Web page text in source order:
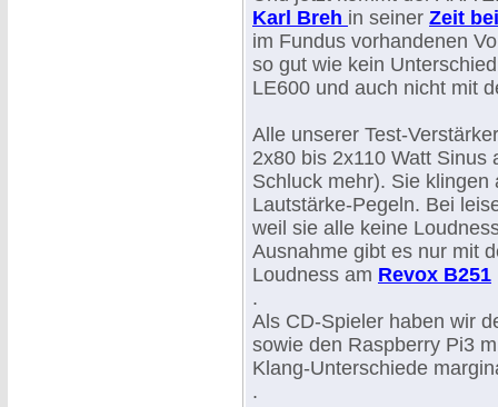
Karl Breh in seiner Zeit
im Fundus vorhandenen
so gut wie kein
LE600 und auch nicht mit
Alle unserer Test-
2x80 bis 2x110 Watt
Schluck mehr). Sie
Lautstärke-Pegeln. Bei
weil sie alle keine
Ausnahme gibt es nur mit
Loudness am Revox B251
.
Als CD-Spieler haben wir
sowie den Raspberry Pi3
Klang-Unterschiede
.